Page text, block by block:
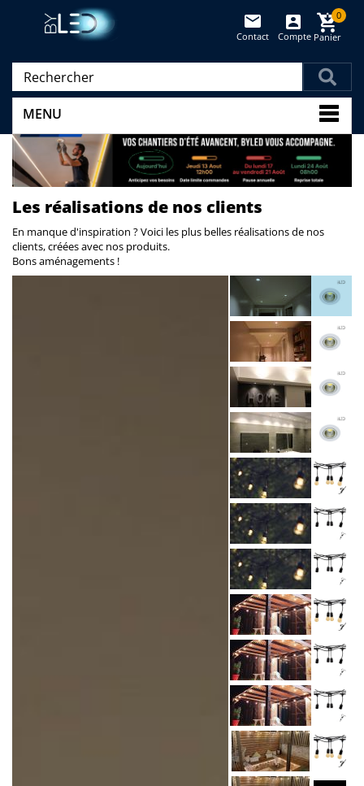
Panier
0
Compte
Contact
MENU
Les réalisations de nos clients
En manque d'inspiration ? Voici les plus belles réalisations de nos
clients, créées avec nos produits.
Bons aménagements !